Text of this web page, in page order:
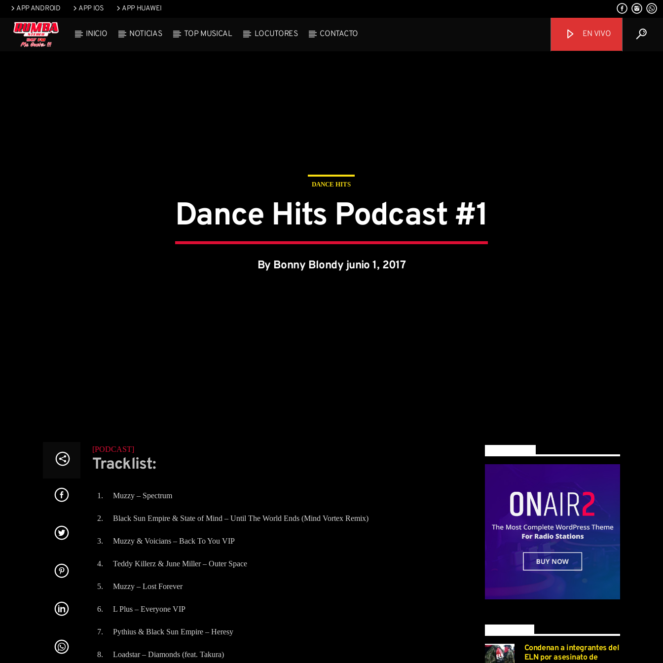
APP ANDROID APP IOS APP HUAWEI
INICIO NOTICIAS TOP MUSICAL LOCUTORES CONTACTO EN VIVO
DANCE HITS
Dance Hits Podcast #1
By Bonny Blondy junio 1, 2017
[PODCAST]
Tracklist:
Muzzy – Spectrum
Black Sun Empire & State of Mind – Until The World Ends (Mind Vortex Remix)
Muzzy & Voicians – Back To You VIP
Teddy Killerz & June Miller – Outer Space
Muzzy – Lost Forever
L Plus – Everyone VIP
Pythius & Black Sun Empire – Heresy
Loadstar – Diamonds (feat. Takura)
Condenan a integrantes del
ELN por asesinato de